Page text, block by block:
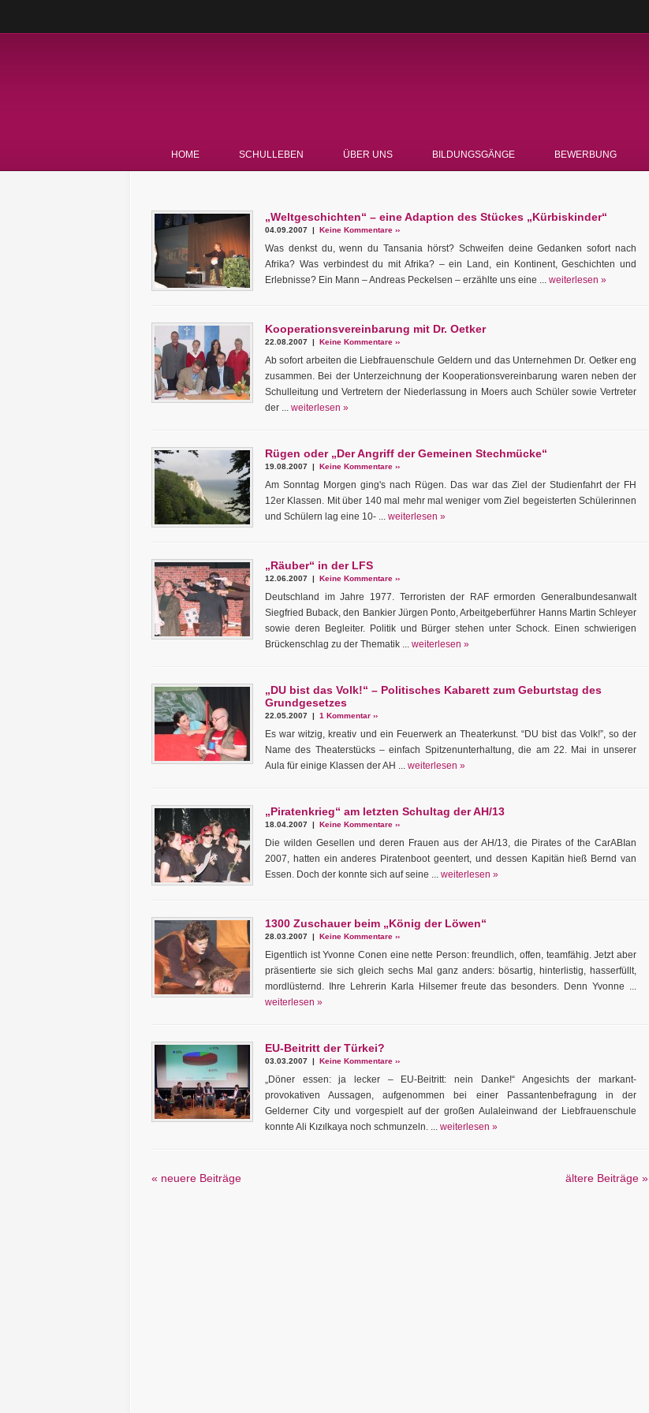
HOME SCHULLEBEN ÜBER UNS BILDUNGSGÄNGE BEWERBUNG
„Weltgeschichten“ – eine Adaption des Stückes „Kürbiskinder“
04.09.2007 | Keine Kommentare ››
Was denkst du, wenn du Tansania hörst? Schweifen deine Gedanken sofort nach
Afrika? Was verbindest du mit Afrika? – ein Land, ein Kontinent, Geschichten und
Erlebnisse? Ein Mann – Andreas Peckelsen – erzählte uns eine ... weiterlesen »
Kooperationsvereinbarung mit Dr. Oetker
22.08.2007 | Keine Kommentare ››
Ab sofort arbeiten die Liebfrauenschule Geldern und das Unternehmen Dr. Oetker eng
zusammen. Bei der Unterzeichnung der Kooperationsvereinbarung waren neben der
Schulleitung und Vertretern der Niederlassung in Moers auch Schüler sowie Vertreter
der ... weiterlesen »
Rügen oder „Der Angriff der Gemeinen Stechmücke“
19.08.2007 | Keine Kommentare ››
Am Sonntag Morgen ging's nach Rügen. Das war das Ziel der Studienfahrt der FH
12er Klassen. Mit über 140 mal mehr mal weniger vom Ziel begeisterten Schülerinnen
und Schülern lag eine 10- ... weiterlesen »
„Räuber“ in der LFS
12.06.2007 | Keine Kommentare ››
Deutschland im Jahre 1977. Terroristen der RAF ermorden Generalbundesanwalt
Siegfried Buback, den Bankier Jürgen Ponto, Arbeitgeberführer Hanns Martin Schleyer
sowie deren Begleiter. Politik und Bürger stehen unter Schock. Einen schwierigen
Brückenschlag zu der Thematik ... weiterlesen »
„DU bist das Volk!“ – Politisches Kabarett zum Geburtstag des
Grundgesetzes
22.05.2007 | 1 Kommentar ››
Es war witzig, kreativ und ein Feuerwerk an Theaterkunst. “DU bist das Volk!”, so der
Name des Theaterstücks – einfach Spitzenunterhaltung, die am 22. Mai in unserer
Aula für einige Klassen der AH ... weiterlesen »
„Piratenkrieg“ am letzten Schultag der AH/13
18.04.2007 | Keine Kommentare ››
Die wilden Gesellen und deren Frauen aus der AH/13, die Pirates of the CarABIan
2007, hatten ein anderes Piratenboot geentert, und dessen Kapitän hieß Bernd van
Essen. Doch der konnte sich auf seine ... weiterlesen »
1300 Zuschauer beim „König der Löwen“
28.03.2007 | Keine Kommentare ››
Eigentlich ist Yvonne Conen eine nette Person: freundlich, offen, teamfähig. Jetzt aber
präsentierte sie sich gleich sechs Mal ganz anders: bösartig, hinterlistig, hasserfüllt,
mordlüsternd. Ihre Lehrerin Karla Hilsemer freute das besonders. Denn Yvonne ...
weiterlesen »
EU-Beitritt der Türkei?
03.03.2007 | Keine Kommentare ››
„Döner essen: ja lecker – EU-Beitritt: nein Danke!“ Angesichts der markant-
provokativen Aussagen, aufgenommen bei einer Passantenbefragung in der
Gelderner City und vorgespielt auf der großen Aulaleinwand der Liebfrauenschule
konnte Ali Kızılkaya noch schmunzeln. ... weiterlesen »
ältere Beiträge »
« neuere Beiträge